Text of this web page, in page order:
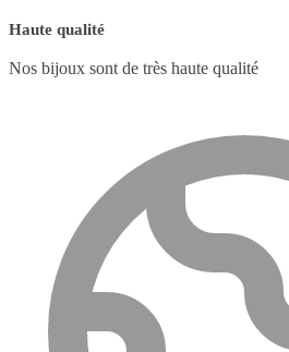
Haute qualité
Nos bijoux sont de très haute qualité